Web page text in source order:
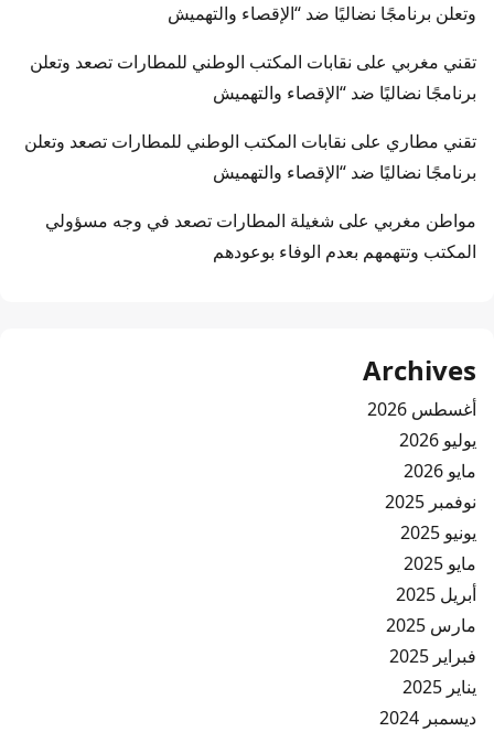
وتعلن برنامجًا نضاليًا ضد “الإقصاء والتهميش
تقني مغربي على نقابات المكتب الوطني للمطارات تصعد وتعلن
برنامجًا نضاليًا ضد “الإقصاء والتهميش
تقني مطاري على نقابات المكتب الوطني للمطارات تصعد وتعلن
برنامجًا نضاليًا ضد “الإقصاء والتهميش
مواطن مغربي على شغيلة المطارات تصعد في وجه مسؤولي
المكتب وتتهمهم بعدم الوفاء بوعودهم
Archives
أغسطس 2026
يوليو 2026
مايو 2026
نوفمبر 2025
يونيو 2025
مايو 2025
أبريل 2025
مارس 2025
فبراير 2025
يناير 2025
ديسمبر 2024